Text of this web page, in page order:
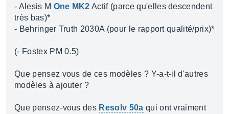
- Alesis M One MK2 Actif (parce qu'elles descendent
très bas)*
- Behringer Truth 2030A (pour le rapport qualité/prix)*
(- Fostex PM 0.5)
Que pensez vous de ces modèles ? Y-a-t-il d'autres
modèles à ajouter ?
Que pensez-vous des Resolv 50a qui ont vraiment